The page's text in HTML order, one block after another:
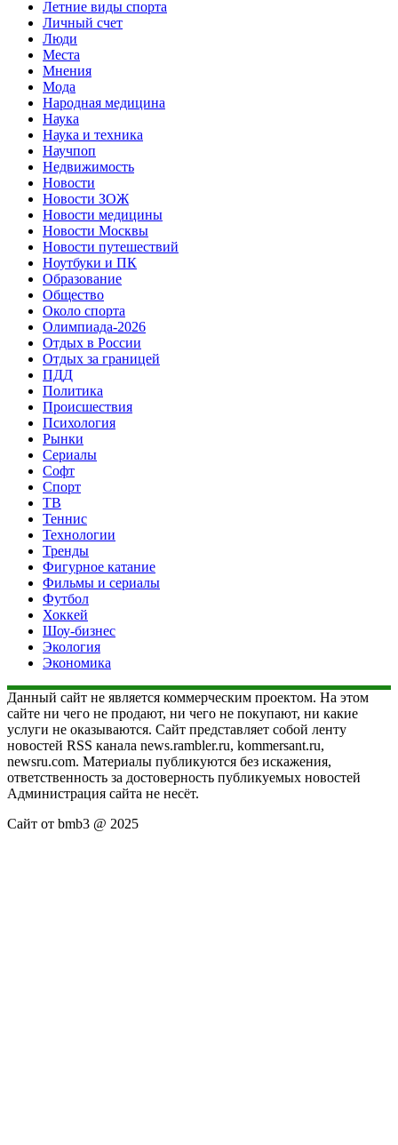
Летние виды спорта
Личный счет
Люди
Места
Мнения
Мода
Народная медицина
Наука
Наука и техника
Научпоп
Недвижимость
Новости
Новости ЗОЖ
Новости медицины
Новости Москвы
Новости путешествий
Ноутбуки и ПК
Образование
Общество
Около спорта
Олимпиада-2026
Отдых в России
Отдых за границей
ПДД
Политика
Происшествия
Психология
Рынки
Сериалы
Софт
Спорт
ТВ
Теннис
Технологии
Тренды
Фигурное катание
Фильмы и сериалы
Футбол
Хоккей
Шоу-бизнес
Экология
Экономика
Данный сайт не является коммерческим проектом. На этом
сайте ни чего не продают, ни чего не покупают, ни какие
услуги не оказываются. Сайт представляет собой ленту
новостей RSS канала news.rambler.ru, kommersant.ru,
newsru.com. Материалы публикуются без искажения,
ответственность за достоверность публикуемых новостей
Администрация сайта не несёт.
Сайт от bmb3 @ 2025